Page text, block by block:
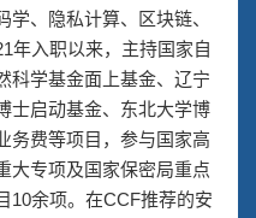
、隐私计算、区块链、
年入职以来，主持国家自
科学基金面上基金、辽宁
士启动基金、东北大学博
务费等项目，参与国家高
大专项及国家保密局重点
10余项。在CCF推荐的安